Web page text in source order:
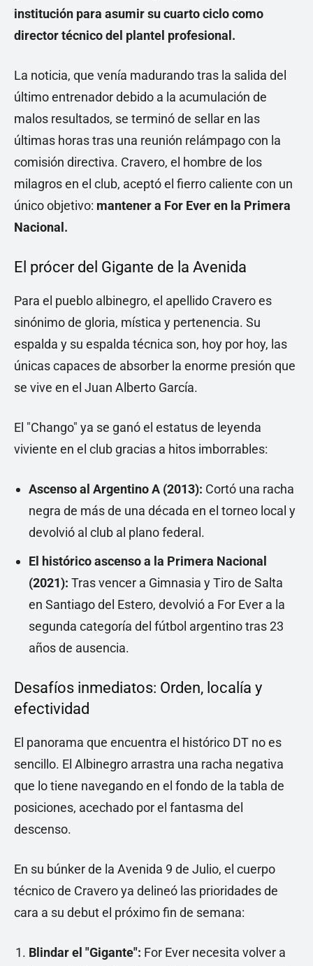
institución para asumir su cuarto ciclo como
director técnico del plantel profesional.
La noticia, que venía madurando tras la salida del
último entrenador debido a la acumulación de
malos resultados, se terminó de sellar en las
últimas horas tras una reunión relámpago con la
comisión directiva. Cravero, el hombre de los
milagros en el club, aceptó el fierro caliente con un
único objetivo: mantener a For Ever en la Primera
Nacional.
El prócer del Gigante de la Avenida
Para el pueblo albinegro, el apellido Cravero es
sinónimo de gloria, mística y pertenencia. Su
espalda y su espalda técnica son, hoy por hoy, las
únicas capaces de absorber la enorme presión que
se vive en el Juan Alberto García.
El "Chango" ya se ganó el estatus de leyenda
viviente en el club gracias a hitos imborrables:
Ascenso al Argentino A (2013): Cortó una racha
negra de más de una década en el torneo local y
devolvió al club al plano federal.
El histórico ascenso a la Primera Nacional
(2021): Tras vencer a Gimnasia y Tiro de Salta
en Santiago del Estero, devolvió a For Ever a la
segunda categoría del fútbol argentino tras 23
años de ausencia.
Desafíos inmediatos: Orden, localía y
efectividad
El panorama que encuentra el histórico DT no es
sencillo. El Albinegro arrastra una racha negativa
que lo tiene navegando en el fondo de la tabla de
posiciones, acechado por el fantasma del
descenso.
En su búnker de la Avenida 9 de Julio, el cuerpo
técnico de Cravero ya delineó las prioridades de
cara a su debut el próximo fin de semana:
Blindar el "Gigante": For Ever necesita volver a